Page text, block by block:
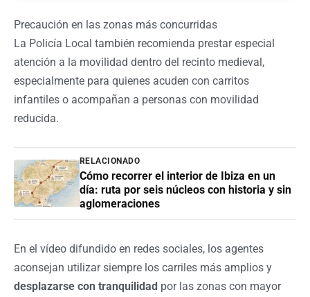
Precaución en las zonas más concurridas
La Policía Local también recomienda prestar especial
atención a la movilidad dentro del recinto medieval,
especialmente para quienes acuden con carritos
infantiles o acompañan a personas con movilidad
reducida.
RELACIONADO
Cómo recorrer el interior de Ibiza en un
día: ruta por seis núcleos con historia y sin
aglomeraciones
En el vídeo difundido en redes sociales, los agentes
aconsejan utilizar siempre los carriles más amplios y
desplazarse con tranquilidad por las zonas con mayor